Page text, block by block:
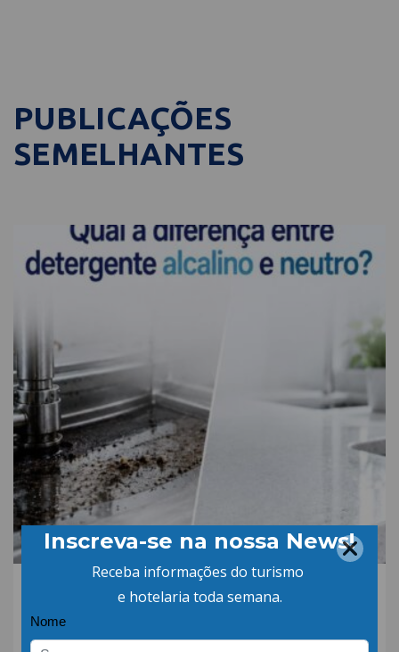
PUBLICAÇÕES
SEMELHANTES
06.AGO.26 | POR: ABIH-SC
Qual a diferença entre
detergente alcalino e